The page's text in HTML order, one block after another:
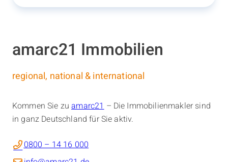
amarc21 Immobilien
regional, national & international
Kommen Sie zuamarc21– Die Immobilienmakler sind
in ganz Deutschland für Sie aktiv.
0800 – 14 16 000